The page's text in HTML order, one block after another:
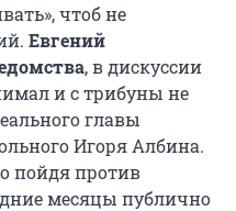
чтоб не
Евгений
, в дискуссии
и с трибуны не
главы
Игоря Албина.
пойдя против
месяцы публично